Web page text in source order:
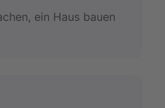
ein Haus bauen